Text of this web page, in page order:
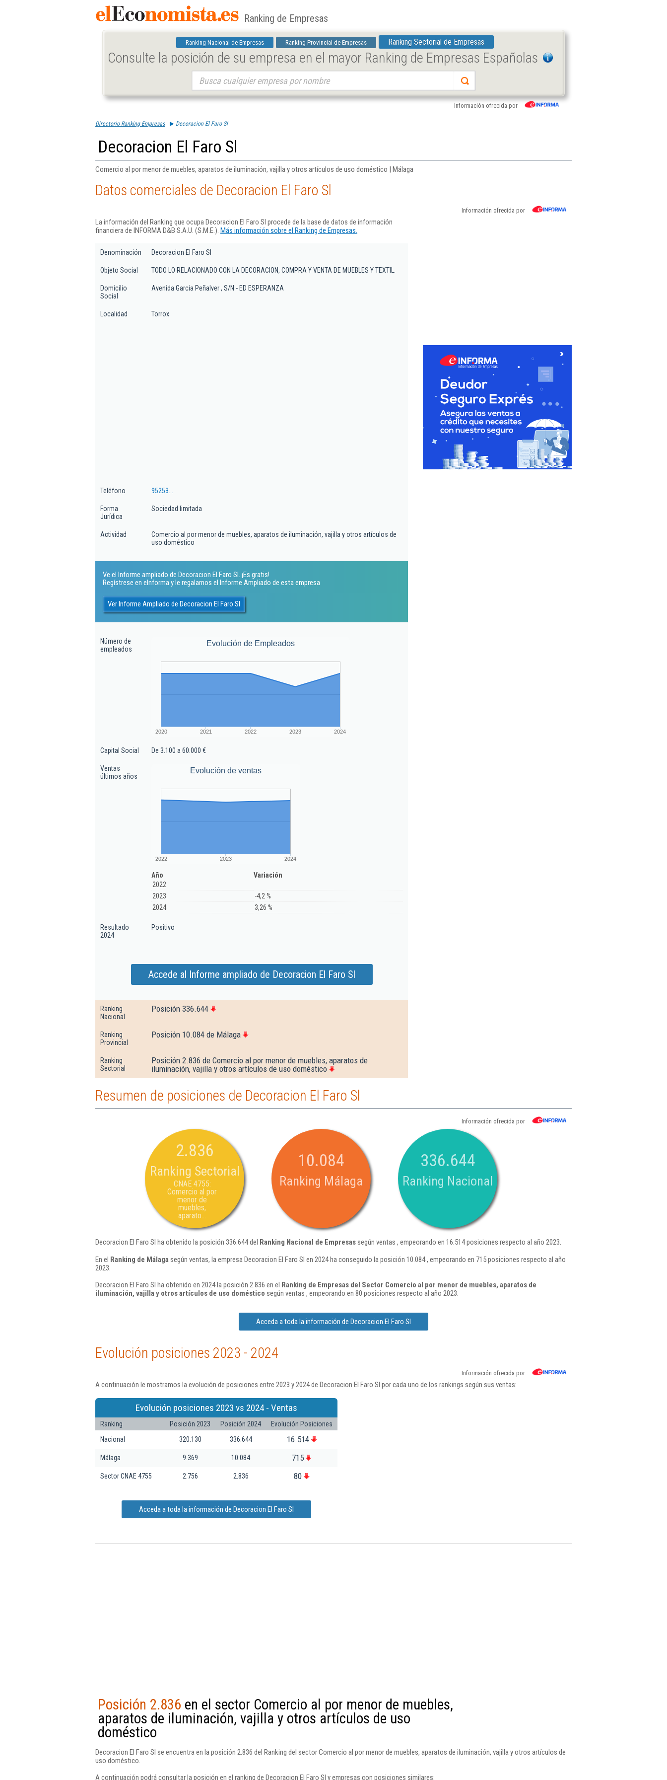
Ranking de Empresas
Ranking Nacional de Empresas Ranking Provincial de Empresas Ranking Sectorial de Empresas
Consulte la posición de su empresa en el mayor Ranking de Empresas Españolas
Información ofrecida por
Directorio Ranking Empresas Decoracion El Faro Sl
Decoracion El Faro Sl
Comercio al por menor de muebles, aparatos de iluminación, vajilla y otros artículos de uso doméstico | Málaga
Datos comerciales de Decoracion El Faro Sl
Información ofrecida por
La información del Ranking que ocupa Decoracion El Faro Sl procede de la base de datos de información
financiera de INFORMA D&B S.A.U. (S.M.E.). Más información sobre el Ranking de Empresas.
Denominación Decoracion El Faro Sl
Objeto Social TODO LO RELACIONADO CON LA DECORACION, COMPRA Y VENTA DE MUEBLES Y TEXTIL.
Domicilio
Social
Avenida Garcia Peñalver , S/N - ED ESPERANZA
Localidad Torrox
Teléfono 95253...
Forma
Jurídica
Sociedad limitada
Actividad
Comercio al por menor de muebles, aparatos de iluminación, vajilla y otros artículos de
uso doméstico
Ve el Informe ampliado de Decoracion El Faro Sl. ¡Es gratis!
Regístrese en eInforma y le regalamos el Informe Ampliado de esta empresa
Ver Informe Ampliado de Decoracion El Faro Sl
Número de
empleados
Evolución de Empleados
2020 2021 2022 2023 2024
Capital Social De 3.100 a 60.000 €
Ventas
últimos años
Evolución de ventas
2022 2023 2024
Año
Variación
2022
2023
-4,2 %
2024
3,26 %
Resultado
2024
Positivo
Accede al Informe ampliado de Decoracion El Faro Sl
Ranking
Nacional
Posición 336.644
Ranking
Provincial
Posición 10.084 de Málaga
Ranking
Sectorial
Posición 2.836 de Comercio al por menor de muebles, aparatos de
iluminación, vajilla y otros artículos de uso doméstico
Resumen de posiciones de Decoracion El Faro Sl
Información ofrecida por
2.836
Ranking Sectorial
CNAE 4755:
Comercio al por
menor de
muebles,
aparato...
10.084
Ranking Málaga
336.644
Ranking Nacional
Decoracion El Faro Sl ha obtenido la posición 336.644 del Ranking Nacional de Empresassegún ventas , empeorando en 16.514 posiciones respecto al año 2023.
En el Ranking de Málaga según ventas, la empresa Decoracion El Faro Sl en 2024 ha conseguido la posición 10.084 , empeorando en 715 posiciones respecto al año
2023.
Decoracion El Faro Sl ha obtenido en 2024 la posición 2.836 en el Ranking de Empresas del Sector Comercio al por menor de muebles, aparatos de
iluminación, vajilla y otros artículos de uso doméstico según ventas , empeorando en 80 posiciones respecto al año 2023.
Acceda a toda la información de Decoracion El Faro Sl
Evolución posiciones 2023 - 2024
Información ofrecida por
A continuación le mostramos la evolución de posiciones entre 2023 y 2024 de Decoracion El Faro Sl por cada uno de los rankings según sus ventas:
Evolución posiciones 2023 vs 2024 - Ventas
Ranking Posición 2023 Posición 2024
Evolución Posiciones
Nacional
320.130 336.644 16.514
Málaga 9.369 10.084 715
Sector CNAE 4755 2.756 2.836 80
Acceda a toda la información de Decoracion El Faro Sl
Posición 2.836 en el sector Comercio al por menor de muebles,
aparatos de iluminación, vajilla y otros artículos de uso
doméstico
Decoracion El Faro Sl se encuentra en la posición 2.836 del Ranking del sector Comercio al por menor de muebles, aparatos de iluminación, vajilla y otros artículos de
uso doméstico.
A continuación podrá consultar la posición en el ranking de Decoracion El Faro Sl y empresas con posiciones similares: